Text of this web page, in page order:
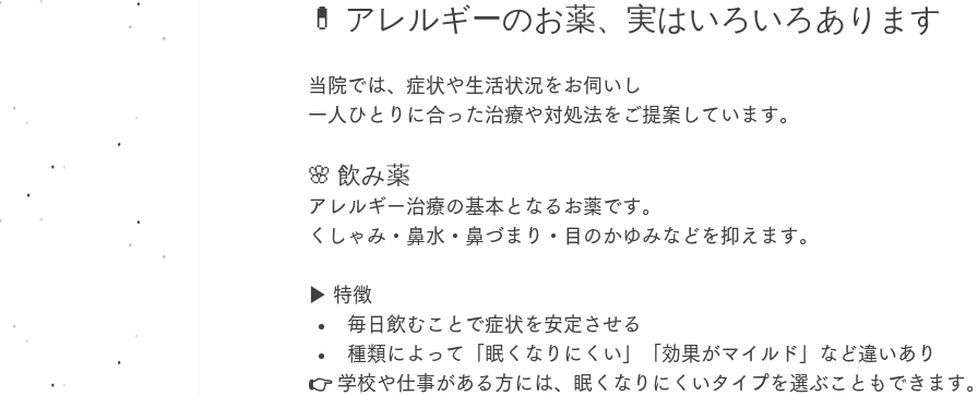
💊 アレルギーのお薬、実はいろいろあります
当院では、症状や生活状況をお伺いし
一人ひとりに合った治療や対処法をご提案 しています。
🌸 飲み薬
アレルギー治療の基本となるお薬です。
くしゃみ・鼻水・鼻づまり・目のかゆみなどを抑えます。
▶ 特徴
毎日飲むことで症状を安定させる
種類によって「眠くなりにくい」「効果がマイルド」など違いあり
👉 学校や仕事がある方には、
眠くなりにくいタイプを選ぶこともできます